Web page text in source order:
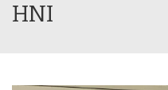
HNI